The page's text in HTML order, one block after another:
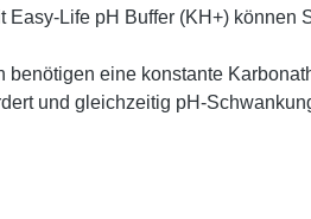
Easy-Life pH Buffer (KH+) können
eine konstante
und gleichzeitig pH-